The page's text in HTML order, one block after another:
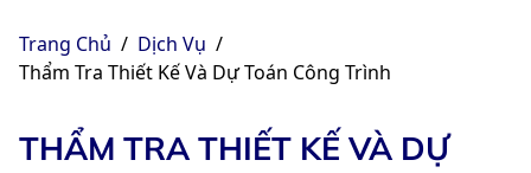
Trang Chủ / Dịch Vụ /
Thẩm Tra Thiết Kế Và Dự Toán Công Trình
THẨM TRA THIẾT KẾ VÀ DỰ